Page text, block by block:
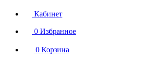
Кабинет
0 Избранное
0 Корзина